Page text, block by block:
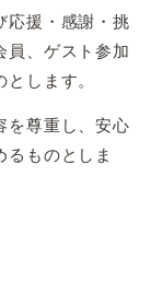
応援・感謝・挑
員、ゲスト参加
します。
を尊重し、安心
るものとしま